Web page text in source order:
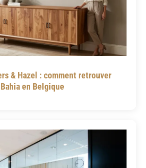
& Hazel : comment retrouver
en Belgique